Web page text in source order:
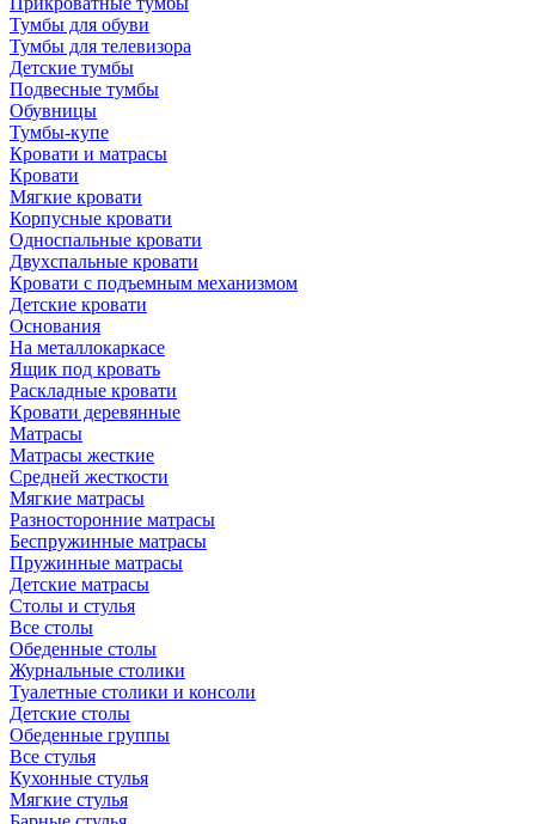
Тумбы для обуви
Тумбы для телевизора
Детские тумбы
Подвесные тумбы
Обувницы
Тумбы-купе
Кровати и матрасы
Кровати
Мягкие кровати
Корпусные кровати
Односпальные кровати
Двухспальные кровати
Кровати с подъемным механизмом
Детские кровати
Основания
На металлокаркасе
Ящик под кровать
Раскладные кровати
Кровати деревянные
Матрасы
Матрасы жесткие
Средней жесткости
Мягкие матрасы
Разносторонние матрасы
Беспружинные матрасы
Пружинные матрасы
Детские матрасы
Столы и стулья
Все столы
Обеденные столы
Журнальные столики
Туалетные столики и консоли
Детские столы
Обеденные группы
Все стулья
Кухонные стулья
Мягкие стулья